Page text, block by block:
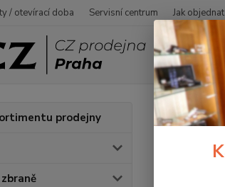
/ otevírací doba Servisní centrum Jak objednat
prodejny
Úvod